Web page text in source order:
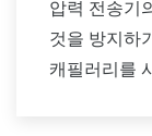
압력 전송기
것을 방지하
캐필러리를